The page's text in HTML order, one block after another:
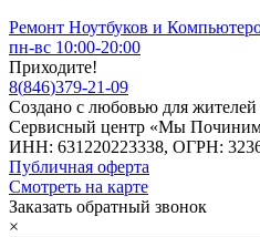
Ремонт Ноутбуков и
пн-вс 10:00-20:00
Приходите!
8(846)379-21-09
Создано с любовью для
Сервисный центр «Мы
ИНН: 631220223338, ОГРН:
Публичная оферта
Смотреть на карте
Заказать обратный звонок
×